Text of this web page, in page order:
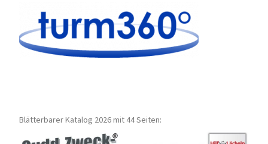
Blätterbarer Katalog 2026 mit 44 Seiten: